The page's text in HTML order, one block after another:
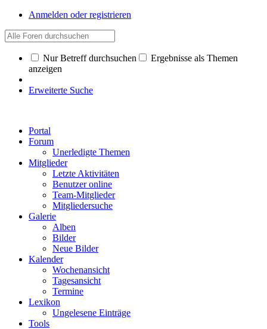
Anmelden oder registrieren
Nur Betreff durchsuchen
Ergebnisse als Themen
anzeigen
Erweiterte Suche
Portal
Forum
Unerledigte Themen
Mitglieder
Letzte Aktivitäten
Benutzer online
Team-Mitglieder
Mitgliedersuche
Galerie
Alben
Bilder
Neue Bilder
Kalender
Wochenansicht
Tagesansicht
Termine
Lexikon
Ungelesene Einträge
Tools